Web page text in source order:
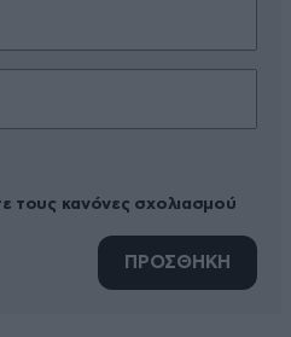
τους κανόνες σχολιασμού
ΠΡΟΣΘΗΚΗ